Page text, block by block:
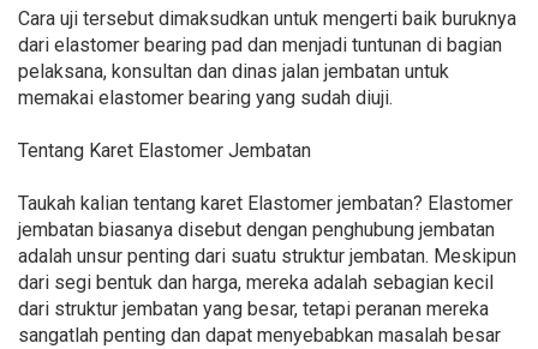
Cara uji tersebut dimaksudkan untuk mengerti baik buruknya
dari elastomer bearing pad dan menjadi tuntunan di bagian
pelaksana, konsultan dan dinas jalan jembatan untuk
memakai elastomer bearing yang sudah diuji.
Tentang Karet Elastomer Jembatan
Taukah kalian tentang karet Elastomer jembatan? Elastomer
jembatan biasanya disebut dengan penghubung jembatan
adalah unsur penting dari suatu struktur jembatan. Meskipun
dari segi bentuk dan harga, mereka adalah sebagian kecil
dari struktur jembatan yang besar, tetapi peranan mereka
sangatlah penting dan dapat menyebabkan masalah besar